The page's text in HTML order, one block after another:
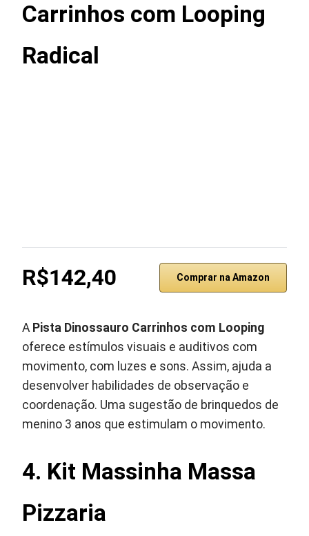
Carrinhos com Looping
Radical
R$142,40 Comprar na Amazon
A Pista Dinossauro Carrinhos com Looping
oferece estímulos visuais e auditivos com
movimento, com luzes e sons. Assim, ajuda a
desenvolver habilidades de observação e
coordenação. Uma sugestão de brinquedos de
menino 3 anos que estimulam o movimento.
4. Kit Massinha Massa
Pizzaria